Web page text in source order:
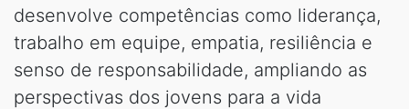
desenvolve competências como liderança,
trabalho em equipe, empatia, resiliência e
senso de responsabilidade, ampliando as
perspectivas dos jovens para a vida